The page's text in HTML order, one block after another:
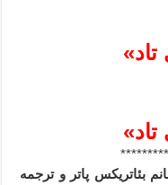
»
بئاتریکس پاتر و ترجمه